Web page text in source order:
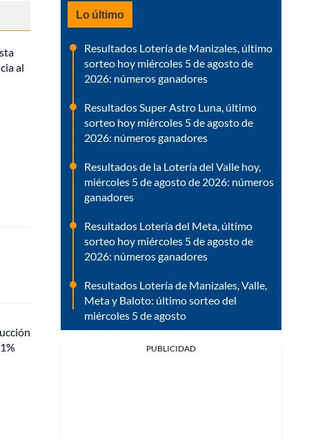
al
Lo último
Resultados Lotería de Manizales, último
sorteo hoy miércoles 5 de agosto de
2026: números ganadores
Resultados Super Astro Luna, último
sorteo hoy miércoles 5 de agosto de
2026: números ganadores
Resultados de la Lotería del Valle hoy,
miércoles 5 de agosto de 2026: números
ganadores
Resultados Lotería del Meta, último
sorteo hoy miércoles 5 de agosto de
2026: números ganadores
Resultados Lotería de Manizales, Valle,
Meta y Baloto: último sorteo del
miércoles 5 de agosto
PUBLICIDAD